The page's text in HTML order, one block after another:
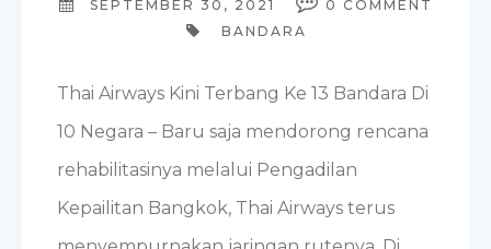
SEPTEMBER 30, 2021 0 COMMENT
BANDARA
Thai Airways Kini Terbang Ke 13 Bandara Di
10 Negara – Baru saja mendorong rencana
rehabilitasinya melalui Pengadilan
Kepailitan Bangkok, Thai Airways terus